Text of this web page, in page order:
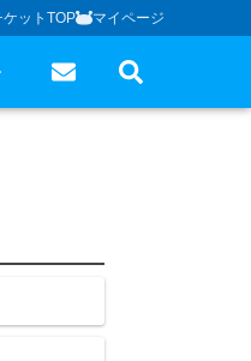
ケットTOP マイページ